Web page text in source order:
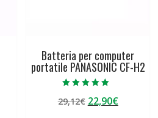
Batteria per computer
portatile PANASONIC CF-H2
5.00
su 5
29,12€ Il
22,90€Il